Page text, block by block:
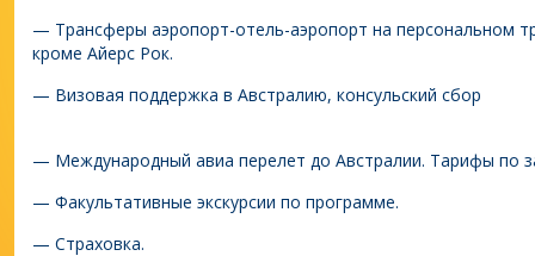
— Трансферы аэропорт-отель-аэропорт на персональном
кроме Айерс Рок.
— Визовая поддержка в Австралию, консульский сбор
— Международный авиа перелет до Австралии. Тарифы по
— Факультативные экскурсии по программе.
— Страховка.